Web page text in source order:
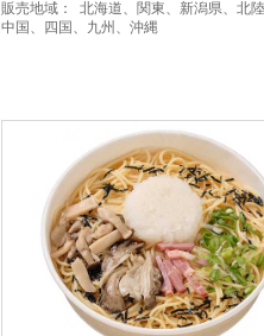
販売地域：
北海道、関東、新潟県、北
中国、四国、九州、沖縄